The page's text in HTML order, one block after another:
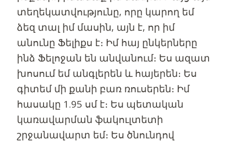
տեղեկատվությունը, որը կարող եմ
ձեզ տալ իմ մասին, այն է, որ իմ
անունը Ֆելիքս է։ Իմ հայ ընկերները
ինձ Ֆելոջան են անվանում։ Ես ազատ
խոսում եմ անգլերեն և հայերեն։ Ես
գիտեմ մի քանի բառ ռուսերեն։ Իմ
հասակը 1.95 սմ է։ Ես պետական ​​
կառավարման ֆակուլտետի
շրջանավարտ եմ։ Ես ծնունդով